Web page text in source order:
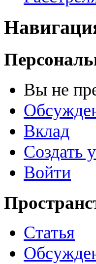
Вы не
Вклад
Создать
Войти
Статья